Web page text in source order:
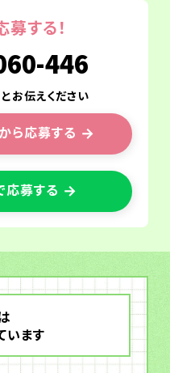
する！
446
お伝えください
ら応募する →
応募する →
います